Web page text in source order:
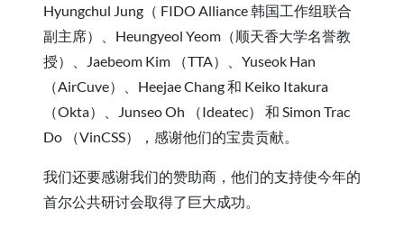
Hyungchul Jung（ FIDO Alliance 韩国工作组联合
副主席）、Heungyeol Yeom（顺天香大学名誉教
授）、Jaebeom Kim （TTA）、Yuseok Han
（AirCuve）、Heejae Chang 和 Keiko Itakura
（Okta）、Junseo Oh （Ideatec） 和 Simon Trac
Do （VinCSS），感谢他们的宝贵贡献。
我们还要感谢我们的赞助商，他们的支持使今年的
首尔公共研讨会取得了巨大成功。